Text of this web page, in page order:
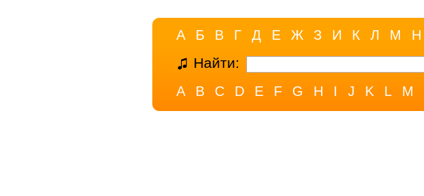
А Б В Г Д Е Ж З И К Л М Н
Найти:
A B C D E F G H I J K L M